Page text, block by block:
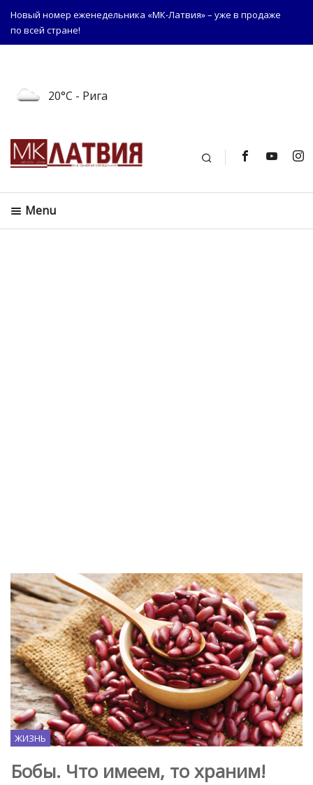
Новый номер еженедельника «МК-Латвия» – уже в продаже
по всей стране!
20°C - Рига
Поиск
Menu
ЖИЗНЬ
Бобы. Что имеем, то храним!